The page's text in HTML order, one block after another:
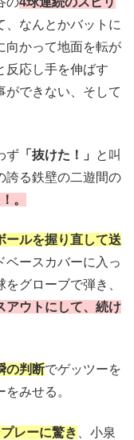
、なんとかバットに
向かって地面を転が
反応し手を伸ばす
ができない、そして
ず 「抜けた！」
と叫
誇る鉄壁の二遊間の
。
ールを握り直して送
ベースカバーに入っ
をグローブで弾き、
アウトにして、続け
の判断でゲッツーを
みせる。
レーに驚き
、小泉